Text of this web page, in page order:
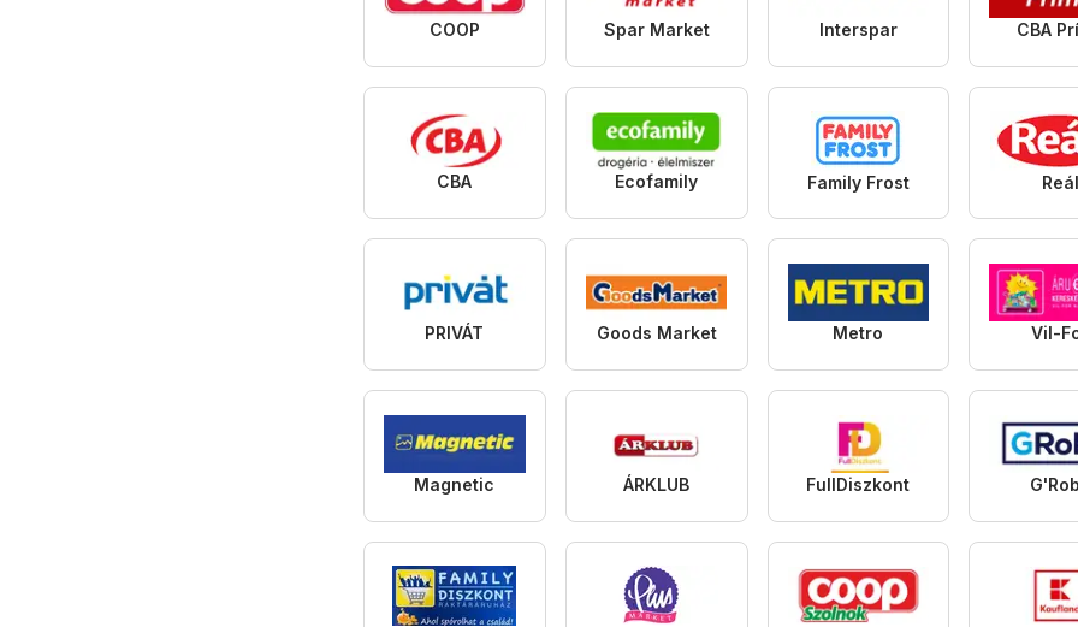
COOP Spar Market Interspar CBA
CBA Ecofamily Family Frost Reál
PRIVÁT Goods Market Metro Vil-
Magnetic ÁRKLUB FullDiszkont